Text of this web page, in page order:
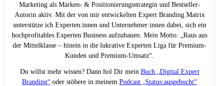
Marketing als Marken- & Positionierungsstrategin und Bestseller-
Autorin aktiv. Mit der von mir entwickelten Expert Branding Matrix
unterstütze ich Experten:innen und Unternehmer:innen dabei, sich ein
hochprofitables Experten Business aufzubauen. Mein Motto: „Raus aus
der Mittelklasse – hinein in die lukrative Experten Liga für Premium-
Kunden und Premium-Umsatz“.
Du willst mehr wissen? Dann hol Dir mein Buch „Digital Expert
Branding“ oder stöbere in meinem Podcast „Status:ausgebucht“